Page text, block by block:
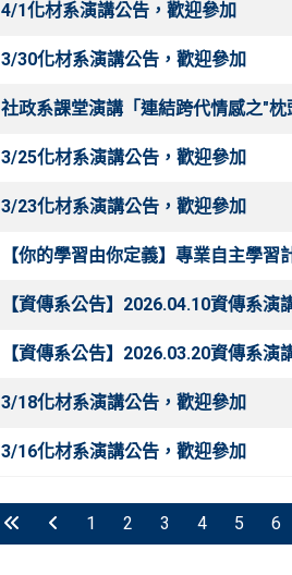
4/1化材系演講公告，歡迎參加
3/30化材系演講公告，歡迎參加
社政系課堂演講「連結跨代情感之"
3/25化材系演講公告，歡迎參加
3/23化材系演講公告，歡迎參加
【你的學習由你定義】專業自主學習
【資傳系公告】2026.04.10資傳系演
【資傳系公告】2026.03.20資傳系演
3/18化材系演講公告，歡迎參加
3/16化材系演講公告，歡迎參加
1 2 3 4 5 6